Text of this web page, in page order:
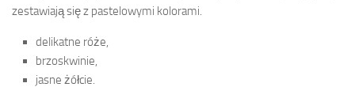
zestawiają się z pastelowymi kolorami.
delikatne róże,
brzoskwinie,
jasne żółcie.